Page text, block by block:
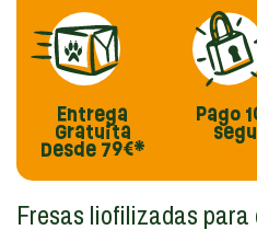
Entrega
Gratuita
Desde 79€*
Pago
Fresas liofilizadas para